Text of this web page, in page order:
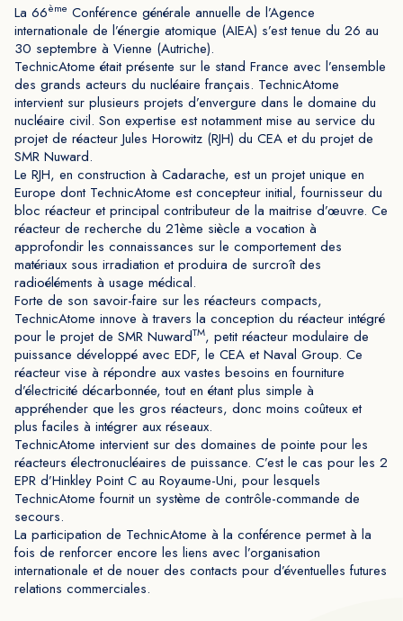
La 66ème Conférence générale annuelle de l’Agence
internationale de l’énergie atomique (AIEA) s’est tenue du 26 au
30 septembre à Vienne (Autriche).
TechnicAtome était présente sur le stand France avec l’ensemble
des grands acteurs du nucléaire français. TechnicAtome
intervient sur plusieurs projets d’envergure dans le domaine du
nucléaire civil. Son expertise est notamment mise au service du
projet de réacteur Jules Horowitz (RJH) du CEA et du projet de
SMR Nuward.
Le RJH, en construction à Cadarache, est un projet unique en
Europe dont TechnicAtome est concepteur initial, fournisseur du
bloc réacteur et principal contributeur de la maitrise d’œuvre. Ce
réacteur de recherche du 21ème siècle a vocation à
approfondir les connaissances sur le comportement des
matériaux sous irradiation et produira de surcroît des
radioéléments à usage médical.
Forte de son savoir-faire sur les réacteurs compacts,
TechnicAtome innove à travers la conception du réacteur intégré
pour le projet de SMR NuwardTM, petit réacteur modulaire de
puissance développé avec EDF, le CEA et Naval Group. Ce
réacteur vise à répondre aux vastes besoins en fourniture
d’électricité décarbonnée, tout en étant plus simple à
appréhender que les gros réacteurs, donc moins coûteux et
plus faciles à intégrer aux réseaux.
TechnicAtome intervient sur des domaines de pointe pour les
réacteurs électronucléaires de puissance. C’est le cas pour les 2
EPR d’Hinkley Point C au Royaume-Uni, pour lesquels
TechnicAtome fournit un système de contrôle-commande de
secours.
La participation de TechnicAtome à la conférence permet à la
fois de renforcer encore les liens avec l’organisation
internationale et de nouer des contacts pour d’éventuelles futures
relations commerciales.